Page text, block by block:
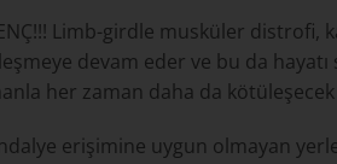
Limb-girdle musküler distrofi,
devam eder ve bu da
her zaman daha da
erişimine uygun olmayan